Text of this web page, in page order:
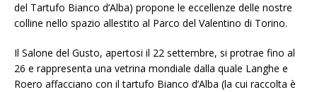
del Tartufo Bianco d’Alba) propone le eccellenze delle nostre
colline nello spazio allestito al Parco del Valentino di Torino.
Il Salone del Gusto, apertosi il 22 settembre, si protrae fino al
26 e rappresenta una vetrina mondiale dalla quale Langhe e
Roero affacciano con il tartufo Bianco d’Alba (la cui raccolta è